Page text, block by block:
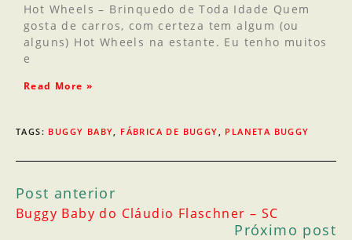
Hot Wheels – Brinquedo de Toda Idade Quem
gosta de carros, com certeza tem algum (ou
alguns) Hot Wheels na estante. Eu tenho muitos
e
Read More »
TAGS: BUGGY BABY FÁBRICA DE BUGGY PLANETA BUGGY
Post anterior
Buggy Baby do Cláudio Flaschner – SC
Próximo post